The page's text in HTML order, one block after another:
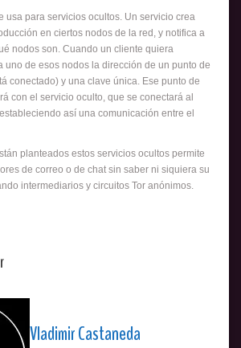
usa para servicios ocultos. Un servicio crea
en ciertos nodos de la red, y notifica a
nodos son. Cuando un cliente quiera
uno de esos nodos la dirección de un punto de
conectado) y una clave única. Ese punto de
con el servicio oculto, que se conectará al
así una comunicación entre el
planteados estos servicios ocultos permite
de correo o de chat sin saber ni siquiera su
intermediarios y circuitos Tor anónimos.
Vladimir Castaneda